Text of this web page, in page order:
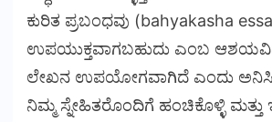
ಕುರಿತ ಪ್ರಬಂಧವು (bahyakasha
ಉಪಯುಕ್ತವಾಗಬಹುದು ಎಂಬ
ಲೇಖನ ಉಪಯೋಗವಾಗಿದೆ ಎಂದು
ನಿಮ್ಮ ಸ್ನೇಹಿತರೊಂದಿಗೆ ಹಂಚಿಕೊಳ್ಳಿ ಮತ್ತು